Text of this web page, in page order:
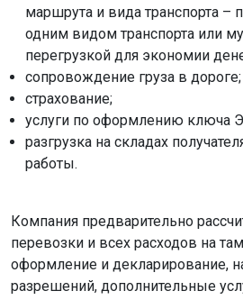
маршрута и вида транспорта –
одним видом транспорта или
перегрузкой для экономии
сопровождение груза в дороге;
страхование;
услуги по оформлению ключа
разгрузка на складах
работы.
Компания предварительно
перевозки и всех расходов на
оформление и декларирование,
разрешений, дополнительные